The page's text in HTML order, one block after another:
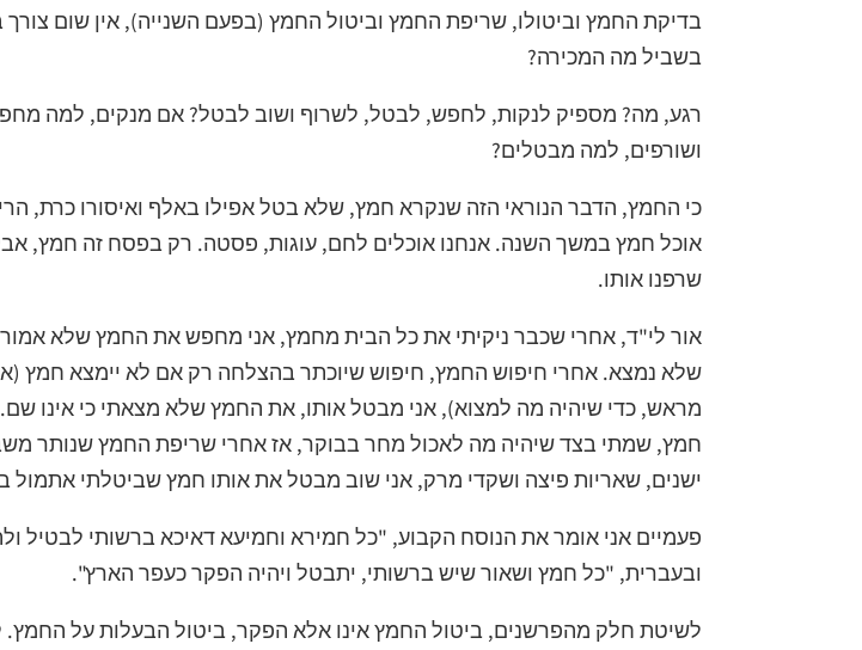
בדיקת החמץ וביטולו, שריפת החמץ וביטול החמץ (בפעם השנייה), אין שום
בשביל מה המכירה?
רגע, מה? מספיק לנקות, לחפש, לבטל, לשרוף ושוב לבטל? אם מנקים, למה
ושורפים, למה מבטלים?
כי החמץ, הדבר הנוראי הזה שנקרא חמץ, שלא בטל אפילו באלף ואיסורו כרת,
אוכל חמץ במשך השנה. אנחנו אוכלים לחם, עוגות, פסטה. רק בפסח זה חמץ,
שרפנו אותו.
אור לי"ד, אחרי שכבר ניקיתי את כל הבית מחמץ, אני מחפש את החמץ שלא
שלא נמצא. אחרי חיפוש החמץ, חיפוש שיוכתר בהצלחה רק אם לא יימצא חמץ
מראש, כדי שיהיה מה למצוא), אני מבטל אותו, את החמץ שלא מצאתי כי אינו
חמץ, שמתי בצד שיהיה מה לאכול מחר בבוקר, אז אחרי שריפת החמץ שנותר
ישנים, שאריות פיצה ושקדי מרק, אני שוב מבטל את אותו חמץ שביטלתי אתמול
פעמיים אני אומר את הנוסח הקבוע, "כל חמירא וחמיעא דאיכא ברשותי לבטיל
ובעברית, "כל חמץ ושאור שיש ברשותי, יתבטל ויהיה הפקר כעפר הארץ".
לשיטת חלק מהפרשנים, ביטול החמץ אינו אלא הפקר, ביטול הבעלות על החמץ.